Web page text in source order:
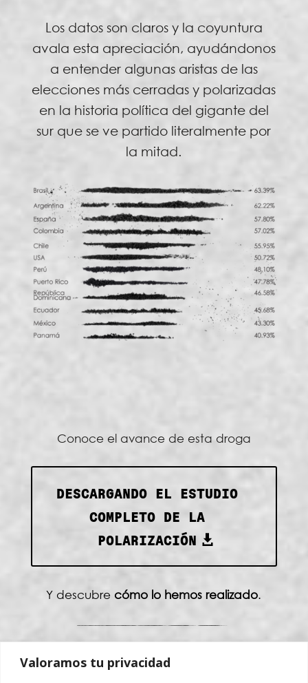
Valoramos tu privacidad
Los datos son claros y la coyuntura
avala esta apreciación, ayudándonos
a entender algunas aristas de las
elecciones más cerradas y polarizadas
en la historia política del gigante del
sur que se ve partido literalmente por
la mitad.
Conoce el avance de esta droga
DESCARGANDO EL ESTUDIO
COMPLETO DE LA
POLARIZACIÓN
Y descubre cómo lo hemos realizado.